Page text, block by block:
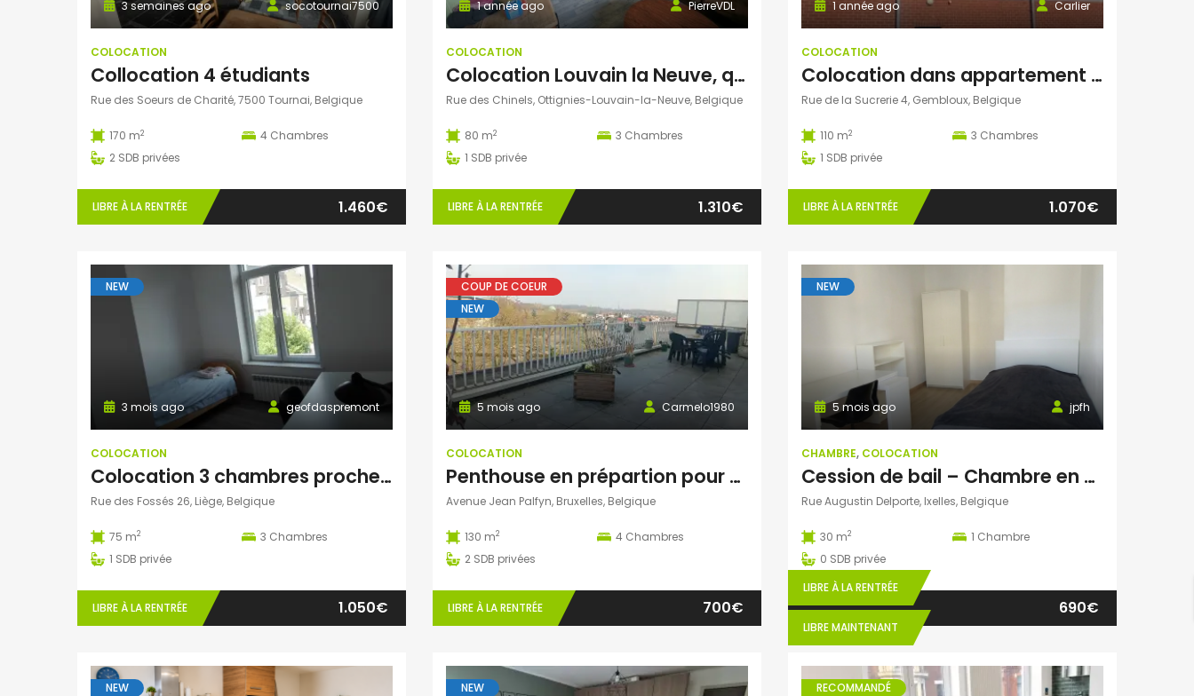
socotournai7500
3 semaines ago
COLOCATION
Collocation 4 étudiants
Rue des Soeurs de Charité, 7500 Tournai, Belgique
170 m2 4 Chambres
2 SDB privées
LIBRE À LA RENTRÉE 1.460€
PierreVDL
1 année ago
COLOCATION
Colocation Louvain la Neuve, quartier Blocry, 3 étudiants calme et non fumeurs
Rue des Chinels, Ottignies-Louvain-la-Neuve, Belgique
80 m2 3 Chambres
1 SDB privée
LIBRE À LA RENTRÉE 1.310€
Carlier
1 année ago
COLOCATION
Colocation dans appartement 3 chambres Gembloux
Rue de la Sucrerie 4, Gembloux, Belgique
110 m2 3 Chambres
1 SDB privée
LIBRE À LA RENTRÉE 1.070€
NEW
geofdaspremont
3 mois ago
COLOCATION
Colocation 3 chambres proche centre ville
Rue des Fossés 26, Liège, Belgique
75 m2 3 Chambres
1 SDB privée
LIBRE À LA RENTRÉE 1.050€
COUP DE COEUR
NEW
Carmelo1980
5 mois ago
COLOCATION
Penthouse en prépartion pour COLOC
Avenue Jean Palfyn, Bruxelles, Belgique
130 m2 4 Chambres
2 SDB privées
LIBRE À LA RENTRÉE 700€
NEW
jpfh
5 mois ago
CHAMBRE, COLOCATION
Cession de bail – Chambre en coloc à Ixelles
Rue Augustin Delporte, Ixelles, Belgique
30 m2 1 Chambre
0 SDB privée
LIBRE À LA RENTRÉE
LIBRE MAINTENANT
690€
NEW NEW RECOMMANDÉ